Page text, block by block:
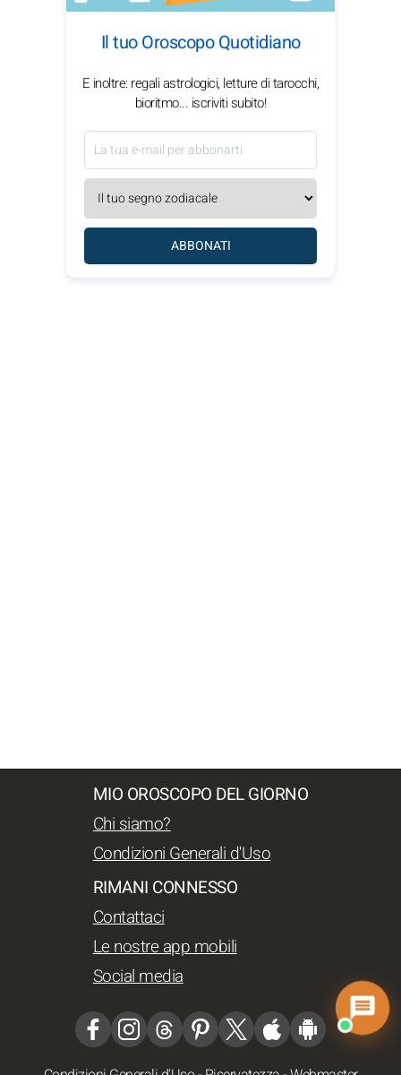
Il tuo Oroscopo Quotidiano
E inoltre: regali astrologici, letture di tarocchi,
bioritmo... iscriviti subito!
ABBONATI
MIO OROSCOPO DEL GIORNO
Chi siamo?
Condizioni Generali d'Uso
RIMANI CONNESSO
Contattaci
Le nostre app mobili
Social media